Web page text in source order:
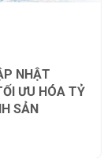
NHẬT
ƯU HÓA TỶ
SẢN